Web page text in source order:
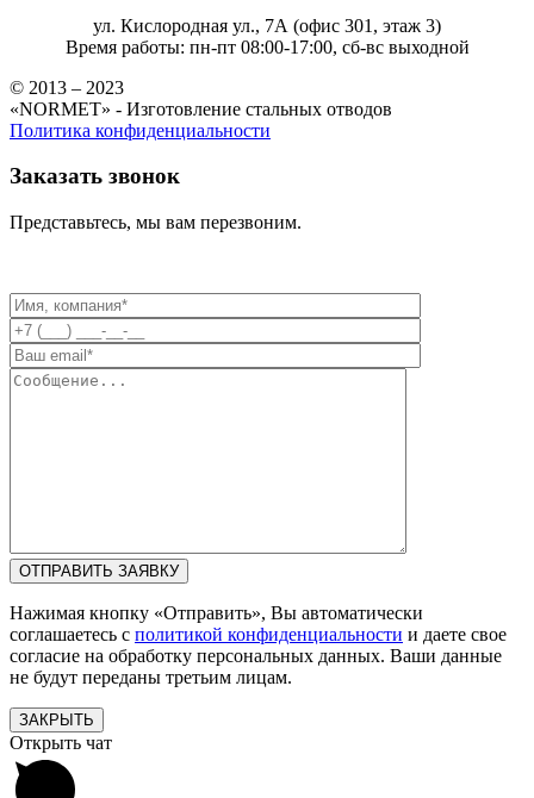
ул. Кислородная ул., 7А (офис 301, этаж 3)
Время работы: пн-пт 08:00-17:00, сб-вс выходной
© 2013 – 2023
«NORMET» - Изготовление стальных отводов
Политика конфиденциальности
Заказать звонок
Представьтесь, мы вам перезвоним.
Нажимая кнопку «Отправить», Вы автоматически
соглашаетесь с политикой конфиденциальности и даете свое
согласие на обработку персональных данных. Ваши данные
не будут переданы третьим лицам.
ЗАКРЫТЬ
Открыть чат